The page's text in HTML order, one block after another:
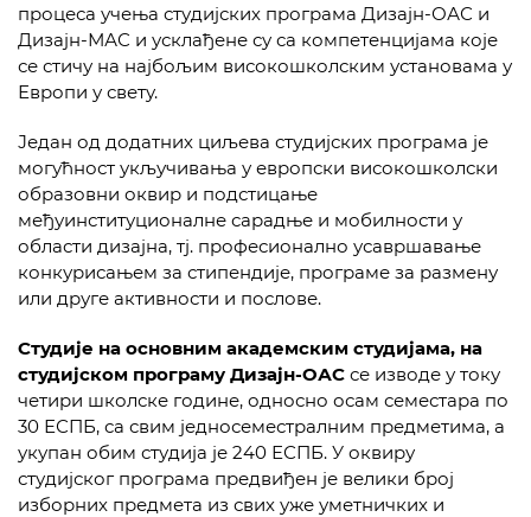
процеса учења студијских програма Дизајн-ОАС и
Дизајн-МАС и усклађене су са компетенцијама које
се стичу на најбољим високошколским установама у
Европи у свету.
Један од додатних циљева студијских програма је
могућност укључивања у европски високошколски
образовни оквир и подстицање
међуинституционалне сарадње и мобилности у
области дизајна, тј. професионално усавршавање
конкурисањем за стипендије, програме за размену
или друге активности и послове.
Студије на основним академским студијама, на
студијском програму Дизајн-ОАС се изводе у току
четири школске године, односно осам семестара по
30 ЕСПБ, са свим једносеместралним предметима, а
укупан обим студија је 240 ЕСПБ. У оквиру
студијског програма предвиђен је велики број
изборних предмета из свих уже уметничких и